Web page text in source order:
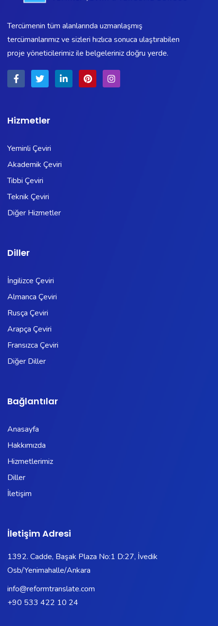
Tercümenin tüm alanlarında uzmanlaşmış
tercümanlarımız ve sizleri hızlıca sonuca ulaştırabilen
proje yöneticilerimiz ile belgeleriniz doğru yerde.
Hizmetler
Yeminli Çeviri
Akademik Çeviri
Tıbbi Çeviri
Teknik Çeviri
Diğer Hizmetler
Diller
İngilizce Çeviri
Almanca Çeviri
Rusça Çeviri
Arapça Çeviri
Fransızca Çeviri
Diğer Diller
Bağlantılar
Anasayfa
Hakkımızda
Hizmetlerimiz
Diller
İletişim
İletişim Adresi
1392. Cadde, Başak Plaza No:1 D:27, İvedik
Osb/Yenimahalle/Ankara
info@reformtranslate.com
+90 533 422 10 24